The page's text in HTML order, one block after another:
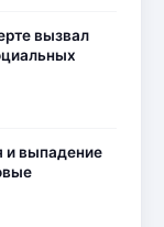
вызвал
и выпадение